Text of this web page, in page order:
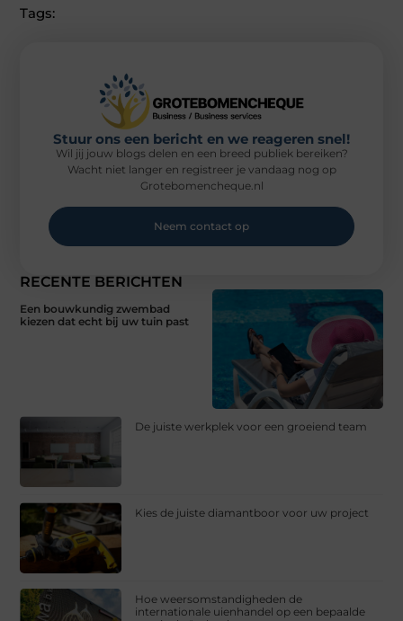
Tags:
RECENTE BERICHTEN
Een bouwkundig zwembad
kiezen dat echt bij uw tuin past
De juiste werkplek voor een groeiend team
Kies de juiste diamantboor voor uw project
Hoe weersomstandigheden de
internationale uienhandel op een bepaalde
Stuur ons een bericht en we reageren snel!
Wil jij jouw blogs delen en een breed publiek bereiken?
Wacht niet langer en registreer je vandaag nog op
Grotebomencheque.nl
Neem contact op